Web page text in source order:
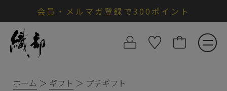
会員・メルマガ登録で300ポイント
ホーム ギフト プチギフト